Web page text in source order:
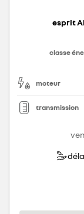
esprit
classe
moteur
transmission